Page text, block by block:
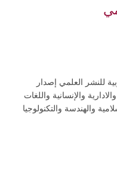
للنشر العلمي إصدار
والإنسانية واللغات
والهندسة والتكنولوجيا